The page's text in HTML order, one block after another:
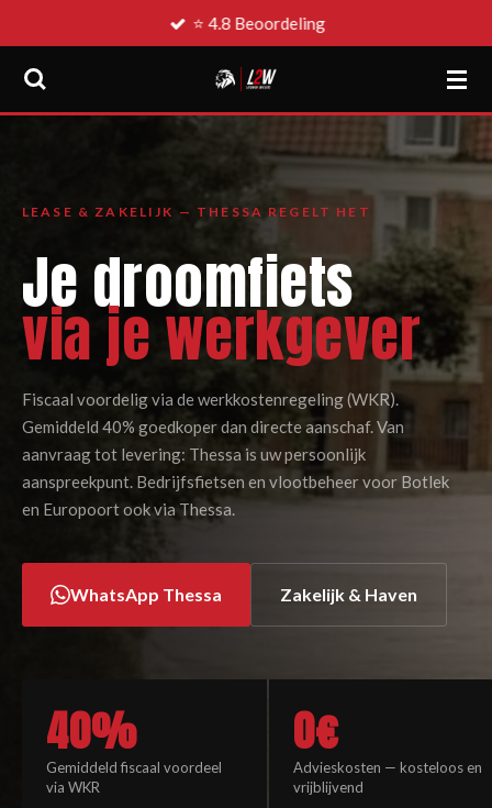
naar
de
⭐ 4.8 Beoordeling
LEASE & ZAKELIJK — THESSA REGELT HET
Je droomfiets
via je werkgever
Fiscaal voordelig via de werkkostenregeling (WKR).
Gemiddeld 40% goedkoper dan directe aanschaf. Van
aanvraag tot levering: Thessa is uw persoonlijk
aanspreekpunt. Bedrijfsfietsen en vlootbeheer voor Botlek
en Europoort ook via Thessa.
WhatsApp Thessa Zakelijk & Haven
40%
Gemiddeld fiscaal voordeel
via WKR
0€
Advieskosten — kosteloos en
vrijblijvend